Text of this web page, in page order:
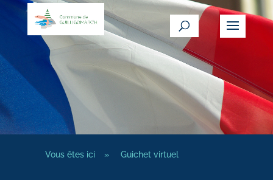
Vous êtes ici » Guichet virtuel